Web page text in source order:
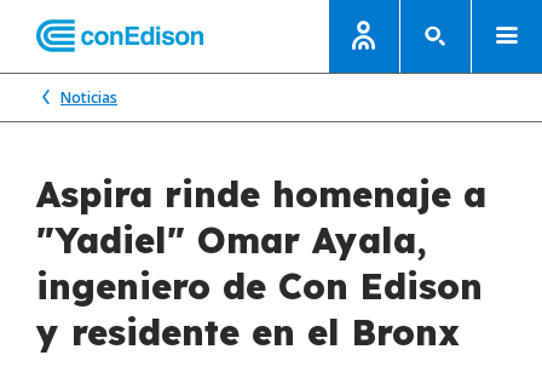
Noticias
Aspira rinde homenaje a
"Yadiel" Omar Ayala,
ingeniero de Con Edison
y residente en el Bronx